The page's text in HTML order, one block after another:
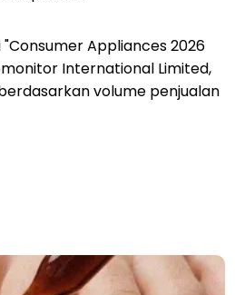
Appliances 2026
International Limited,
volume penjualan